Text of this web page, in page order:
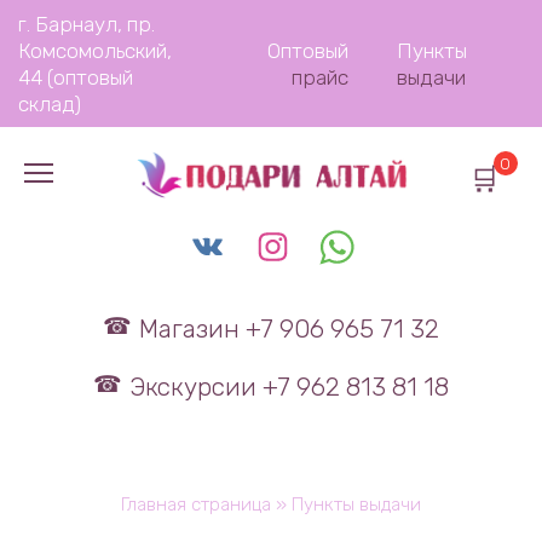
Перейти
содержанию
г. Барнаул, пр.
Комсомольский,
44 (оптовый
склад)
Оптовый
прайс
Пункты
выдачи
Магазин +7 906 965 71 32
Экскурсии +7 962 813 81 18
0
Главная страница » Пункты выдачи